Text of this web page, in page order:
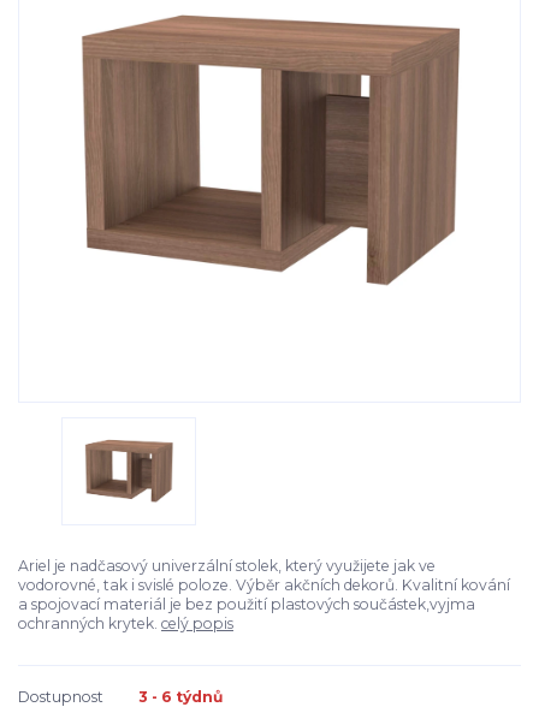
Ariel je nadčasový univerzální stolek, který využijete jak ve
vodorovné, tak i svislé poloze. Výběr akčních dekorů. Kvalitní kování
a spojovací materiál je bez použití plastových součástek,vyjma
ochranných krytek. celý popis
Dostupnost 3 - 6 týdnů